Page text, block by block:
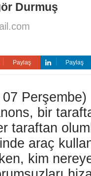
Durmuş
Paylaş Paylaş
07 Perşembe)
bir
taraftan
araç
kim